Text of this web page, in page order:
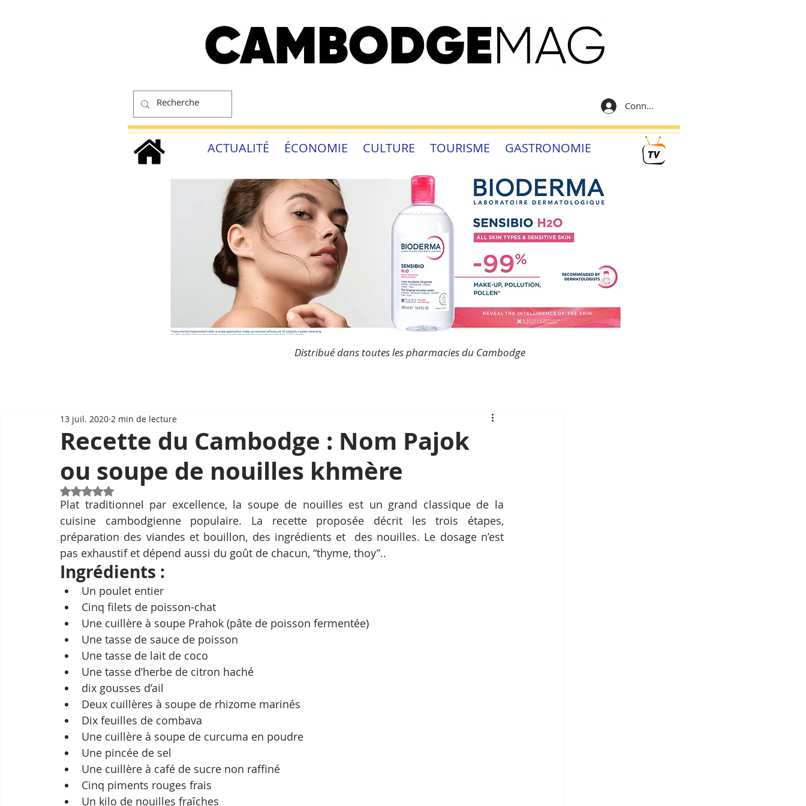
Connexion
ACTUALITÉ ÉCONOMIE CULTURE TOURISME GASTRONOMIE
Distribué dans toutes les pharmacies du Cambodge
Recette du Cambodge : Nom Pajok
ou soupe de nouilles khmère
13 juil. 2020 2 min de lecture
Noté NaN étoiles sur 5.
Plat traditionnel par excellence, la soupe de nouilles est un grand classique de la
cuisine cambodgienne populaire. La recette proposée décrit les trois étapes,
préparation des viandes et bouillon, des ingrédients et  des nouilles. Le dosage n’est
pas exhaustif et dépend aussi du goût de chacun, “thyme, thoy”..
Ingrédients :
Un poulet entier
Cinq filets de poisson-chat
Une cuillère à soupe Prahok (pâte de poisson fermentée)
Une tasse de sauce de poisson
Une tasse de lait de coco
Une tasse d’herbe de citron haché
dix gousses d’ail
Deux cuillères à soupe de rhizome marinés
Dix feuilles de combava
Une cuillère à soupe de curcuma en poudre
Une pincée de sel
Une cuillère à café de sucre non raffiné
Cinq piments rouges frais
Un kilo de nouilles fraîches